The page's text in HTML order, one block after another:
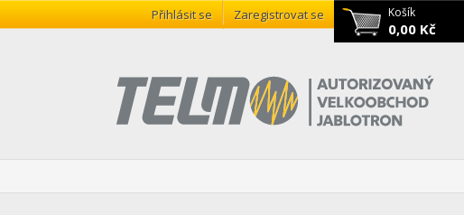
Košík
0,00 Kč
Přihlásit se Zaregistrovat se